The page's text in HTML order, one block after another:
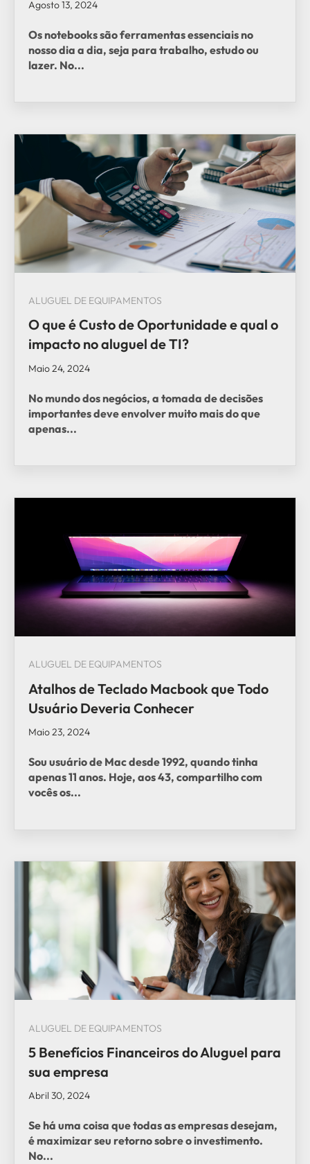
Agosto 13, 2024
Os notebooks são ferramentas essenciais no
nosso dia a dia, seja para trabalho, estudo ou
lazer. No...
ALUGUEL DE EQUIPAMENTOS
O que é Custo de Oportunidade e qual o
impacto no aluguel de TI?
Maio 24, 2024
No mundo dos negócios, a tomada de decisões
importantes deve envolver muito mais do que
apenas...
ALUGUEL DE EQUIPAMENTOS
Atalhos de Teclado Macbook que Todo
Usuário Deveria Conhecer
Maio 23, 2024
Sou usuário de Mac desde 1992, quando tinha
apenas 11 anos. Hoje, aos 43, compartilho com
vocês os...
ALUGUEL DE EQUIPAMENTOS
5 Benefícios Financeiros do Aluguel para
sua empresa
Abril 30, 2024
Se há uma coisa que todas as empresas desejam,
é maximizar seu retorno sobre o investimento.
No...